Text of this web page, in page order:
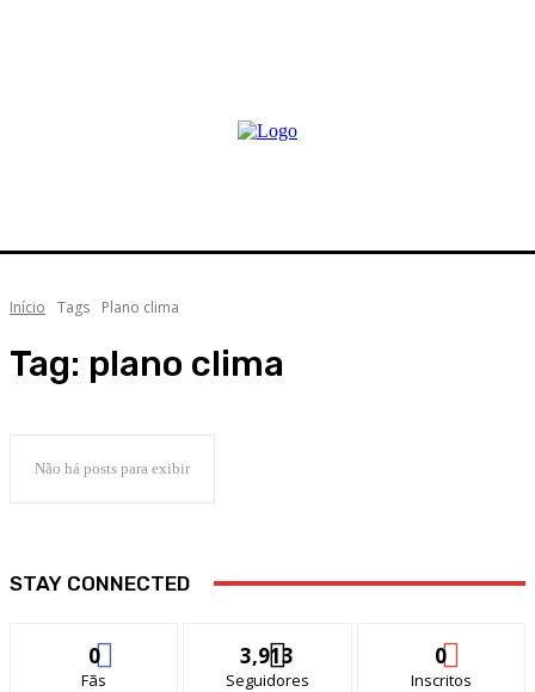
Início Tags Plano clima
Tag: plano clima
Não há posts para exibir
STAY CONNECTED
0
Fãs
3,913
Seguidores
0
Inscritos